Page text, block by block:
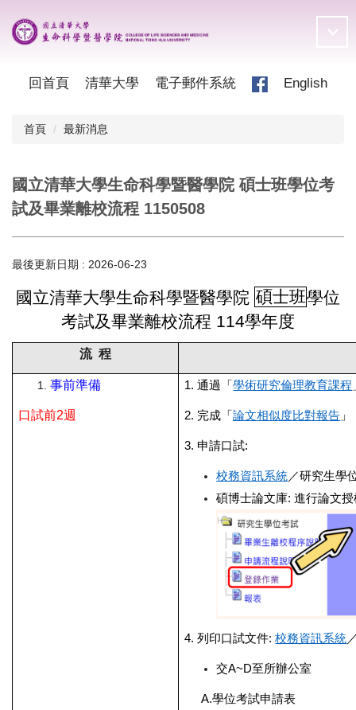
到
主
回首頁 清華大學 電子郵件系統 English
首頁 最新消息
國立清華大學生命科學暨醫學院 碩士班學位考
試及畢業離校流程 1150508
最後更新日期 : 2026-06-23
國立清華大學生命科學暨醫學院 碩士班學位
考試及畢業離校流程 114學年度
流 程
事前準備
口試前2週
1.通過「學術研究倫理教育課程
2. 完成「論文相似度比對報告 」
3. 申請口試:
校務資訊系統／研究生學
碩博士論文庫: 進行論文
4.列印口試文件:校務資訊系統
交A~D至所辦公室
A.學位考試申請表